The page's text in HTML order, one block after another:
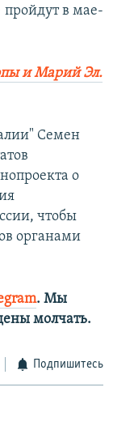
пройдут в мае-
и Марий Эл.
Семен
о
чтобы
органами
. Мы
молчать.
Подпишитесь